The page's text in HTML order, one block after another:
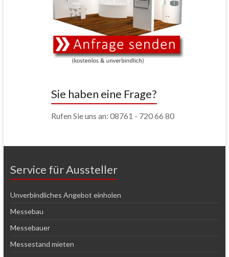
Sie haben eine Frage?
Rufen Sie uns an: 08761 - 720 66 80
Service für Aussteller
Unverbindliches Angebot einholen
Messebau
Messebauer
Messestand mieten